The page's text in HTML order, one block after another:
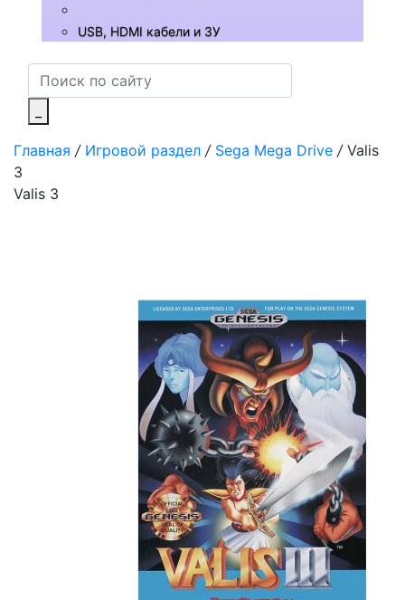
USB, HDMI кабели и ЗУ
Главная / Игровой раздел / Sega Mega Drive / Valis
3
Valis 3